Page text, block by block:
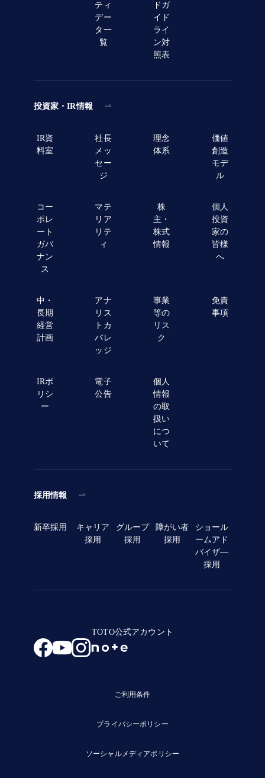
ティ
デー
タ一
覧
ドガ
イド
ライ
ン対
照表
投資家・IR情報
IR資
料室
社長
メッ
セー
ジ
理念
体系
価値
創造
モデ
ル
コー
ポレ
ート
ガバ
ナン
ス
マテ
リア
リテ
ィ
株
主・
株式
情報
個人
投資
家の
皆様
へ
中・
長期
経営
計画
アナ
リス
トカ
バレ
ッジ
事業
等の
リス
ク
免責
事項
IRポ
リシ
ー
電子
公告
個人
情報
の取
扱い
につ
いて
採用情報
新卒採用
キャリア
採用
グループ
採用
障がい者
採用
ショール
ームアド
バイザ―
採用
TOTO公式アカウント
ご利用条件
プライバシーポリシー
ソーシャルメディアポリシー